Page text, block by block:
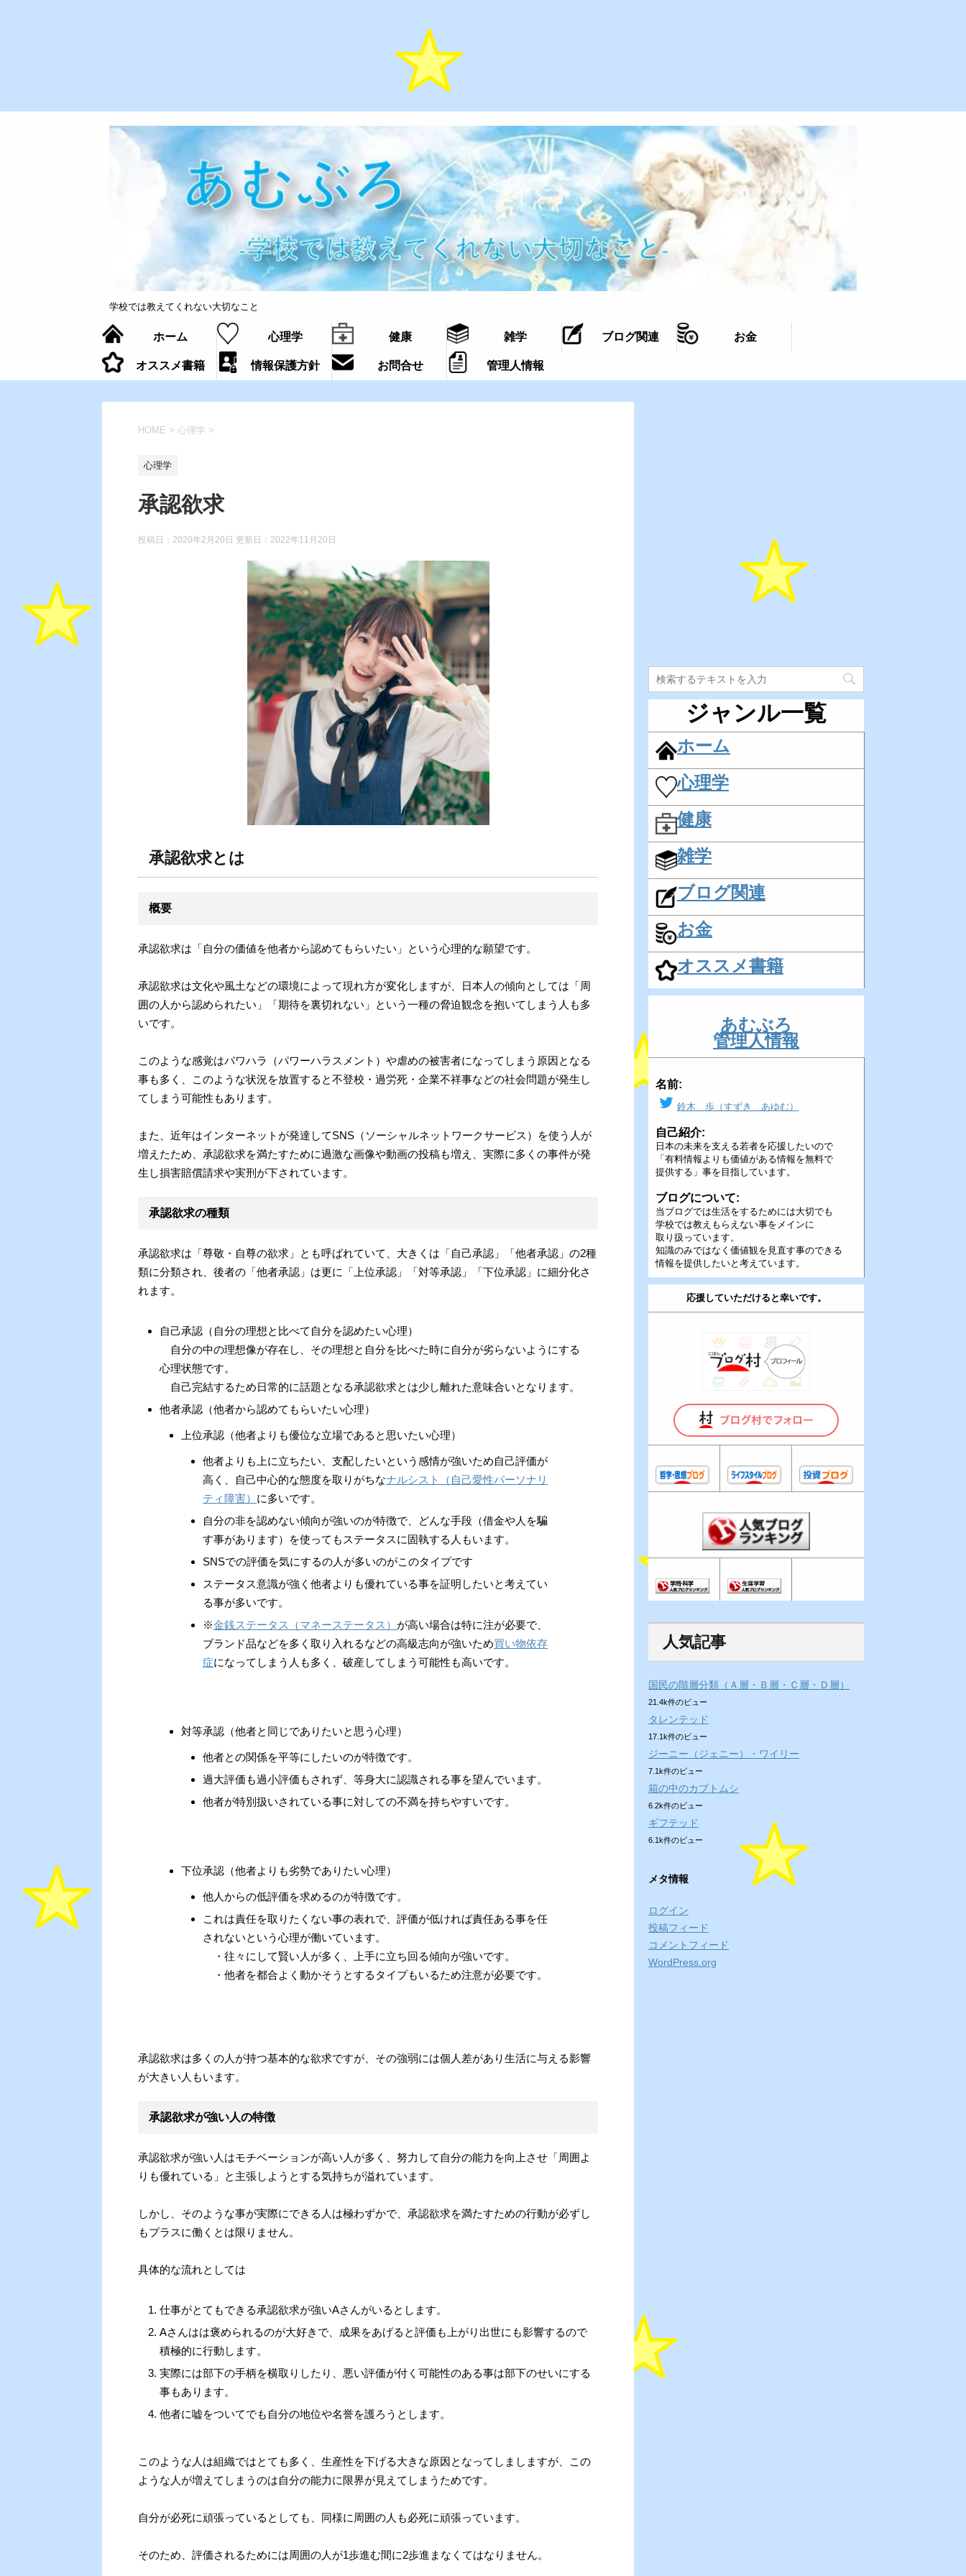
学校では教えてくれない大切なこと
ホーム 心理学 健康 雑学 ブログ関連 お金
オススメ書籍 情報保護方針 お問合せ 管理人情報
HOME > 心理学 >
心理学
承認欲求
投稿日：2020年2月20日 更新日： 2022年11月20日
承認欲求とは
概要
承認欲求は「自分の価値を他者から認めてもらいたい」という心理的な願望です。
承認欲求は文化や風土などの環境によって現れ方が変化しますが、日本人の傾向としては「周
囲の人から認められたい」「期待を裏切れない」という一種の脅迫観念を抱いてしまう人も多
いです。
このような感覚はパワハラ（パワーハラスメント）や虐めの被害者になってしまう原因となる
事も多く、このような状況を放置すると不登校・過労死・企業不祥事などの社会問題が発生し
てしまう可能性もあります。
また、近年はインターネットが発達してSNS（ソーシャルネットワークサービス）を使う人が
増えたため、承認欲求を満たすために過激な画像や動画の投稿も増え、実際に多くの事件が発
生し損害賠償請求や実刑が下されています。
承認欲求の種類
承認欲求は「尊敬・自尊の欲求」とも呼ばれていて、大きくは「自己承認」「他者承認」の2種
類に分類され、後者の「他者承認」は更に「上位承認」「対等承認」「下位承認」に細分化さ
れます。
自己承認（自分の理想と比べて自分を認めたい心理）
自分の中の理想像が存在し、その理想と自分を比べた時に自分が劣らないようにする
心理状態です。
自己完結するため日常的に話題となる承認欲求とは少し離れた意味合いとなります。
他者承認（他者から認めてもらいたい心理）
上位承認（他者よりも優位な立場であると思いたい心理）
他者よりも上に立ちたい、支配したいという感情が強いため自己評価が
高く、自己中心的な態度を取りがちなナルシスト（自己愛性パーソナリ
ティ障害） に多いです。
自分の非を認めない傾向が強いのが特徴で、どんな手段（借金や人を騙
す事があります）を使ってもステータスに固執する人もいます。
SNSでの評価を気にするの人が多いのがこのタイプです
ステータス意識が強く他者よりも優れている事を証明したいと考えてい
る事が多いです。
※金銭ステータス（マネーステータス） が高い場合は特に注が必要で、
ブランド品などを多く取り入れるなどの高級志向が強いため買い物依存
症になってしまう人も多く、破産してしまう可能性も高いです。
対等承認（他者と同じでありたいと思う心理）
他者との関係を平等にしたいのが特徴です。
過大評価も過小評価もされず、等身大に認識される事を望んでいます。
他者が特別扱いされている事に対しての不満を持ちやすいです。
下位承認（他者よりも劣勢でありたい心理）
他人からの低評価を求めるのが特徴です。
これは責任を取りたくない事の表れで、評価が低ければ責任ある事を任
されないという心理が働いています。
・往々にして賢い人が多く、上手に立ち回る傾向が強いです。
・他者を都合よく動かそうとするタイプもいるため注意が必要です。
承認欲求は多くの人が持つ基本的な欲求ですが、その強弱には個人差があり生活に与える影響
が大きい人もいます。
承認欲求が強い人の特徴
承認欲求が強い人はモチベーションが高い人が多く、努力して自分の能力を向上させ「周囲よ
りも優れている」と主張しようとする気持ちが溢れています。
しかし、そのような事が実際にできる人は極わずかで、承認欲求を満たすための行動が必ずし
もプラスに働くとは限りません。
具体的な流れとしては
仕事がとてもできる承認欲求が強いAさんがいるとします。
Aさんはは褒められるのが大好きで、成果をあげると評価も上がり出世にも影響するので
積極的に行動します。
実際には部下の手柄を横取りしたり、悪い評価が付く可能性のある事は部下のせいにする
事もあります。
他者に嘘をついてでも自分の地位や名誉を護ろうとします。
このような人は組織ではとても多く、生産性を下げる大きな原因となってしましますが、この
ような人が増えてしまうのは自分の能力に限界が見えてしまうためです。
自分が必死に頑張っているとしても、同様に周囲の人も必死に頑張っています。
そのため、評価されるためには周囲の人が1歩進む間に2歩進まなくてはなりません。
ジャンル一覧
ホーム
心理学
健康
雑学
ブログ関連
お金
オススメ書籍
あむぶろ
管理人情報
名前:
鈴木 歩（すずき あゆむ）
自己紹介:
日本の未来を支える若者を応援したいので
「有料情報よりも価値がある情報を無料で
提供する」事を目指しています。
ブログについて:
当ブログでは生活をするためには大切でも
学校では教えもらえない事をメインに
取り扱っています。
知識のみではなく価値観を見直す事のできる
情報を提供したいと考えています。
応援していただけると幸いです。
人気記事
国民の階層分類（Ａ層・Ｂ層・Ｃ層・Ｄ層）
21.4k件のビュー
タレンテッド
17.1k件のビュー
ジーニー（ジェニー）・ワイリー
7.1k件のビュー
箱の中のカブトムシ
6.2k件のビュー
ギフテッド
6.1k件のビュー
メタ情報
ログイン
投稿フィード
コメントフィード
WordPress.org